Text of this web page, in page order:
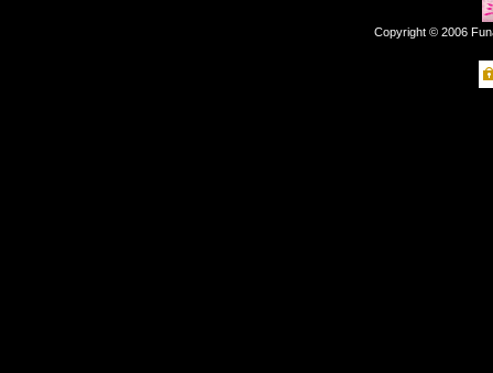
Copyright © 2006